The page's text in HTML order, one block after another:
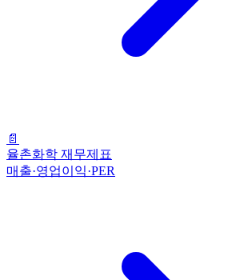
📄
율촌화학 재무제표
매출·영업이익·PER